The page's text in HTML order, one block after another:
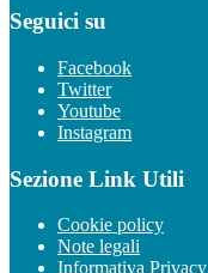
Seguici su
Facebook
Twitter
Youtube
Instagram
Sezione Link Utili
Cookie policy
Note legali
Informativa Privacy